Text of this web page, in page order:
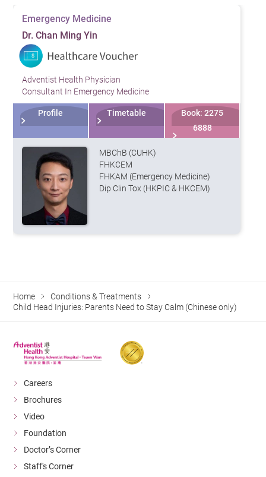
Emergency Medicine
Dr. Chan Ming Yin
Adventist Health Physician
Consultant In Emergency Medicine
Profile Timetable
Book: 2275
6888
MBChB (CUHK)
FHKCEM
FHKAM (Emergency Medicine)
Dip Clin Tox (HKPIC & HKCEM)
Home
Conditions & Treatments
Child Head Injuries: Parents Need to Stay Calm (Chinese only)
Careers
Brochures
Video
Foundation
Doctor’s Corner
Staff's Corner